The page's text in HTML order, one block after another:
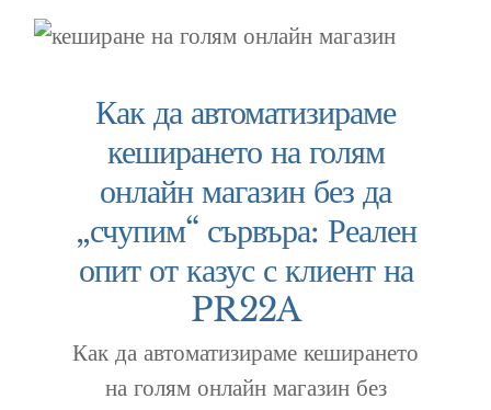
Как да автоматизираме
кеширането на голям
онлайн магазин без да
„счупим“ сървъра: Реален
опит от казус с клиент на
PR22A
Как да автоматизираме кеширането
на голям онлайн магазин без